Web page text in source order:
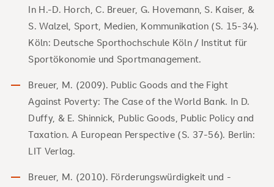
In H.-D. Horch, C. Breuer, G. Hovemann, S. Kaiser, &
S. Walzel, Sport, Medien, Kommunikation (S. 15-34).
Köln: Deutsche Sporthochschule Köln / Institut für
Sportökonomie und Sportmanagement.
Breuer, M. (2009). Public Goods and the Fight
Against Poverty: The Case of the World Bank. In D.
Duffy, & E. Shinnick, Public Goods, Public Policy and
Taxation. A European Perspective (S. 37-56). Berlin:
LIT Verlag.
Breuer, M. (2010). Förderungswürdigkeit und -